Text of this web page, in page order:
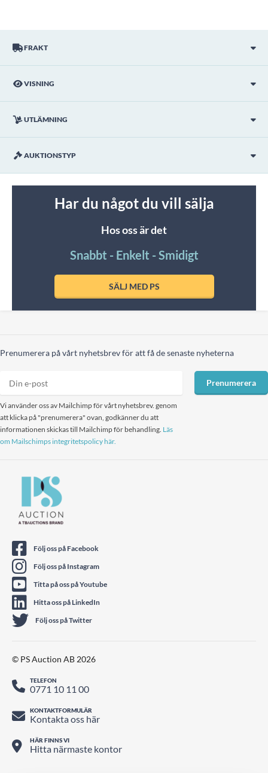
FRAKT
VISNING
UTLÄMNING
AUKTIONSTYP
Har du något du vill sälja
Hos oss är det
Snabbt - Enkelt - Smidigt
SÄLJ MED PS
Prenumerera på vårt nyhetsbrev för att få de senaste nyheterna
Vi använder oss av Mailchimp för vårt nyhetsbrev. genom
att klicka på "prenumerera" ovan, godkänner du att
informationen skickas till Mailchimp för behandling. Läs
om Mailschimps integritetspolicy här.
Prenumerera
Följ oss på Facebook
Följ oss på Instagram
Titta på oss på Youtube
Hitta oss på LinkedIn
Följ oss på Twitter
© PS Auction AB 2026
TELEFON
0771 10 11 00
KONTAKTFORMULÄR
Kontakta oss här
HÄR FINNS VI
Hitta närmaste kontor